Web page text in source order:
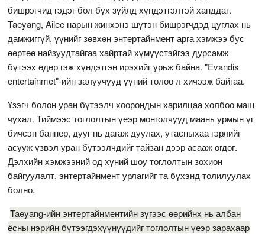
бишрэгчид гэдэг бол бүх зүйлд хүндэтгэлтэй ханддаг.
Taeyang, Ailee нарын жинхэнэ шүтэн бишрэгчдэд цуглах нь
дамжиггүй, үүнийг зөвхөн энтертайнмент арга хэмжээ бус
өөртөө найзуудтайгаа хайртай хүмүүстэйгээ дурсамж
бүтээх өдөр гэж хүндэтгэн ирэхийг урьж байна. "Evandis
entertainmet"-ийн залуучууд үүний төлөө л хичээж байгаа.
Үзэгч болон уран бүтээлч хоорондын харилцаа холбоо маш
чухал. Тиймээс тоглолтын үеэр монголчууд маань урмын үг
бичсэн баннер, дууг нь дагаж дуулах, утасныхаа гэрлийг
асууж үзвэл уран бүтээлчдийг тайзан дээр асааж өгдөг.
Дэлхийн хэмжээний од хүний шоу тоглолтын зохион
байгуулалт, энтертайнмент урлагийг та бүхэнд толилуулах
болно.
Taeyang-ийн энтертайнментийн зүгээс өөрийнх нь албан
ёсны нэрийн бүтээгдэхүүнүүдийг тоглолтын үеэр зарахаар